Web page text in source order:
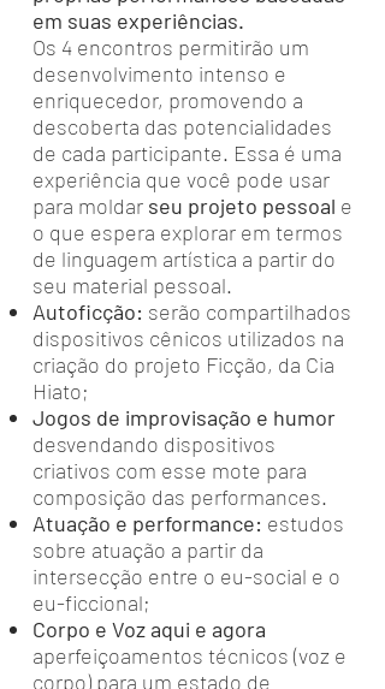
em suas experiências.
Os 4 encontros permitirão um
desenvolvimento intenso e
enriquecedor, promovendo a
descoberta das potencialidades
de cada participante. Essa é uma
experiência que você pode usar
para moldar seu projeto pessoal e
o que espera explorar em termos
de linguagem artística a partir do
seu material pessoal.
Autoficção: serão compartilhados
dispositivos cênicos utilizados na
criação do projeto Ficção, da Cia
Hiato;
Jogos de improvisação e humor
desvendando dispositivos
criativos com esse mote para
composição das performances.
Atuação e performance: estudos
sobre atuação a partir da
intersecção entre o eu-social e o
eu-ficcional;
Corpo e Voz aqui e agora
aperfeiçoamentos técnicos (voz e
corpo) para um estado de